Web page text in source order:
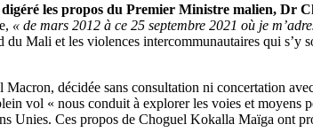
les propos du Premier Ministre malien, Dr
« de mars 2012 à ce 25 septembre 2021 où je
Mali et les violences intercommunautaires qui s’y
décidée sans consultation ni concertation
vol « nous conduit à explorer les voies et moyens
Unies. Ces propos de Choguel Kokalla Maïga ont